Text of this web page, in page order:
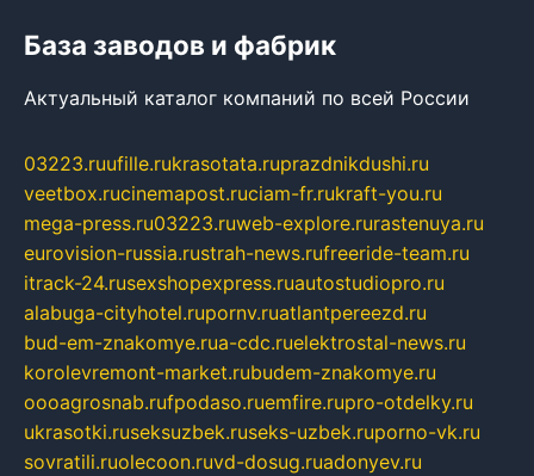
База заводов и фабрик
Актуальный каталог компаний по всей России
03223.ruufille.rukrasotata.ruprazdnikdushi.ru
veetbox.rucinemapost.ruciam-fr.rukraft-you.ru
mega-press.ru03223.ruweb-explore.rurastenuya.ru
eurovision-russia.rustrah-news.rufreeride-team.ru
itrack-24.rusexshopexpress.ruautostudiopro.ru
alabuga-cityhotel.rupornv.ruatlantpereezd.ru
bud-em-znakomye.rua-cdc.ruelektrostal-news.ru
korolevremont-market.rubudem-znakomye.ru
oooagrosnab.rufpodaso.ruemfire.rupro-otdelky.ru
ukrasotki.ruseksuzbek.ruseks-uzbek.ruporno-vk.ru
sovratili.ruolecoon.ruvd-dosug.ruadonyev.ru